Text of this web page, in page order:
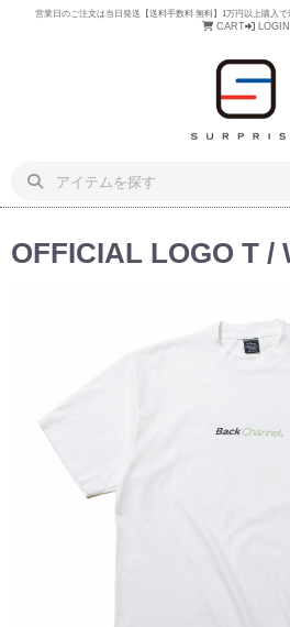
営業日のご注文は当日発送【送料手数料 無料】1万円以上購入
CART LOGIN
OFFICIAL LOGO T /